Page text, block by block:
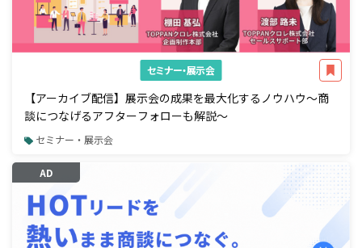
セミナー・展示会
【アーカイブ配信】展示会の成果を最大化するノウハウ～商
談につなげるアフターフォローも解説～
セミナー・展示会
AD